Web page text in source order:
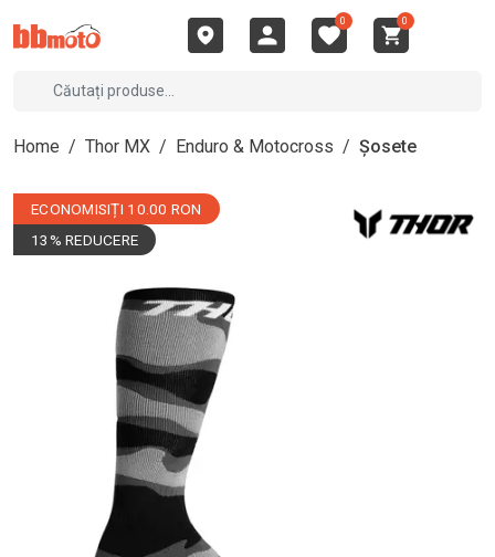
0 0
Home / Thor MX / Enduro & Motocross / Șosete
ECONOMISIȚI 10.00 RON
13% REDUCERE